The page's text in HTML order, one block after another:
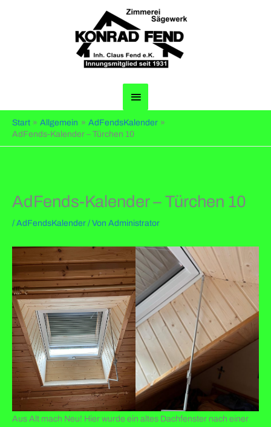
Hauptmenü
Start Allgemein
AdFendsKalender
AdFends-Kalender – Türchen 10
AdFends-Kalender – Türchen 10
/ AdFendsKalender / Von Administrator
Aus Alt mach Neu! Hier wurde ein altes Dachfenster nach einer